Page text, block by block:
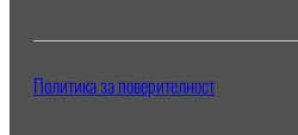
Политика за поверителност